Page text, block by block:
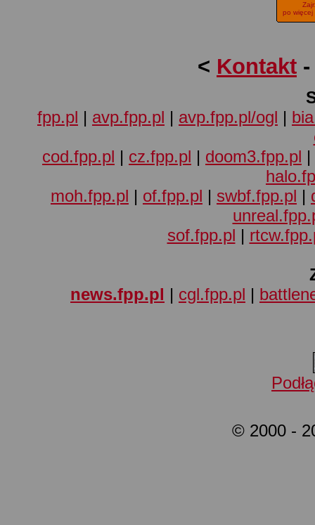
po więcej
< Kontakt
fpp.pl | avp.fpp.pl | avp.fpp.pl/ogl |
cod.fpp.pl | cz.fpp.pl | doom3.fpp.pl |
moh.fpp.pl | of.fpp.pl | swbf.fpp.pl |
sof.fpp.pl |
news.fpp.pl | cgl.fpp.pl |
© 2000 -